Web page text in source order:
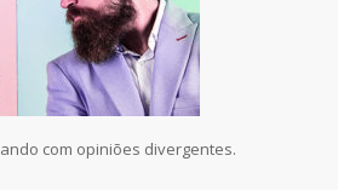
com opiniões divergentes.